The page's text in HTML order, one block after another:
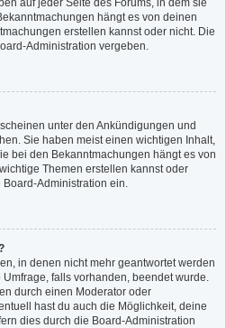
auf jeder Seite des Forums, in dem sie
hängt es von deinen
erstellen kannst oder nicht. Die
Administration vergeben.
unter den Ankündigungen und
Sie haben meist einen wichtigen Inhalt,
bei den Bekanntmachungen hängt es von
Themen erstellen kannst oder
Administration ein.
in denen nicht mehr geantwortet werden
falls vorhanden, beendet wurde.
durch einen Moderator oder
hast du auch die Möglichkeit, deine
dies durch die Board-Administration